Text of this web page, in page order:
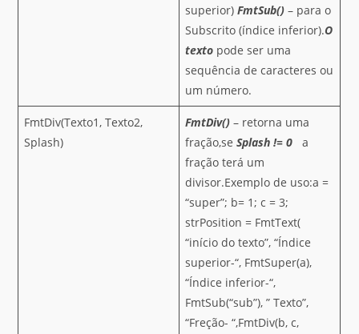
superior) FmtSub() – para o
Subscrito (índice inferior).O
texto pode ser uma
sequência de caracteres ou
um número.
FmtDiv(Texto1, Texto2,
Splash)
FmtDiv() – retorna uma
fração,seSplash != 0 a
fração terá um
divisor.Exemplo de uso:a =
“super”; b= 1; c = 3;
strPosition = FmtText(
“início do texto”, “Índice
superior-“, FmtSuper(a),
“Índice inferior-“,
FmtSub(“sub”), ” Texto”,
“Freção- “,FmtDiv(b, c,